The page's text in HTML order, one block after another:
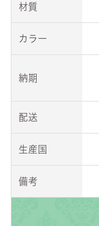
材質
カラー
納期
配送
生産国
備考